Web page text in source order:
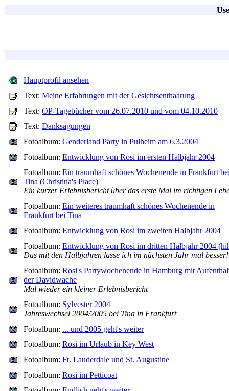
Hauptprofil ansehen
Text: Meine Erfahrungen mit der Gesichtsenthaarung
Text: OP-Tagebücher vom 26.07.2010 und vom 04.10.2010
Text: Danksagungen
Fotoalbum: Genderland Party in Pulheim am 6.3.2004
Fotoalbum: Entwicklung von Rosi im ersten Halbjahr 2004
Fotoalbum: Ein traumhaft schönes Wochenende in Frankfurt
Tina (Christina's Place)
Ein kurzer Erlebnisbericht über das erste Mal im richtigen
Fotoalbum: Ein weiteres traumhaft schönes Wochenende in
Frankfurt bei Tina
Fotoalbum: Entwicklung von Rosi im zweiten Halbjahr 2004
Fotoalbum: Entwicklung von Rosi im dritten Halbjahr 2004
Das mit den Halbjahren lasse ich im nächsten Jahr mal besser!
Fotoalbum: Rosi's Partywochenende in Hamburg mit
der Davidwache
Mal wieder ein kleiner Erlebnisbericht
Fotoalbum: Sylvester 2004
Jahreswechsel 2004/2005 bei Tina in Frankfurt
Fotoalbum: ... und 2005 geht's weiter
Fotoalbum: Rosi im Urlaub in Key West
Fotoalbum: Ft. Lauderdale und St. Augustine
Fotoalbum: Rosi im Petticoat